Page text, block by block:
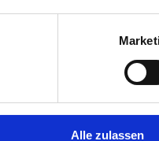
Alle zulassen
Sie